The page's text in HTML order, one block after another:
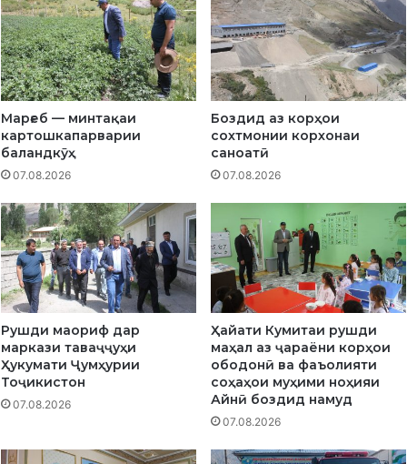
м
к
о
н
и
я
т
а
ш
о
н
м
а
ҳ
д
у
д
т
а
ҷ
л
и
г
и
қ
б
о
л
и
3
5
с
о
л
а
г
и
и
И
с
т
и
л
л
Марғеб — минтақаи
картошкапарварии
баландкӯҳ
07.08.2026
Боздид аз корҳои
сохтмонии корхонаи
саноатӣ
07.08.2026
Рушди маориф дар
маркази таваҷҷуҳи
Ҳукумати Ҷумҳурии
Тоҷикистон
07.08.2026
Ҳайати Кумитаи рушди
маҳал аз ҷараёни корҳои
ободонӣ ва фаъолияти
соҳаҳои муҳими ноҳияи
Айнӣ боздид намуд
07.08.2026